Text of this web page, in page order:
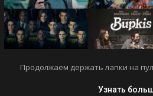
Продолжаем держать лапки на
Узнать